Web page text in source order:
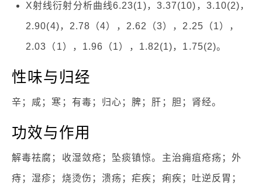
X射线衍射分析曲线6.23(1)，3.37(10)，3.10(2)，
2.90(4)，2.78（4），2.62（3），2.25（1），
2.03（1），1.96（1），1.82(1)，1.75(2)。
性味与归经
辛；咸；寒；有毒；归心；脾；肝；胆；肾经。
功效与作用
解毒祛腐；收湿敛疮；坠痰镇惊。主治痈疽疮疡；外
痔；湿疹；烧烫伤；溃疡；疟疾；痢疾；吐逆反胃；